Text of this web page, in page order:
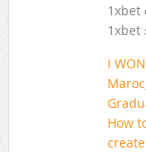
1xbet
1xbet
I
How